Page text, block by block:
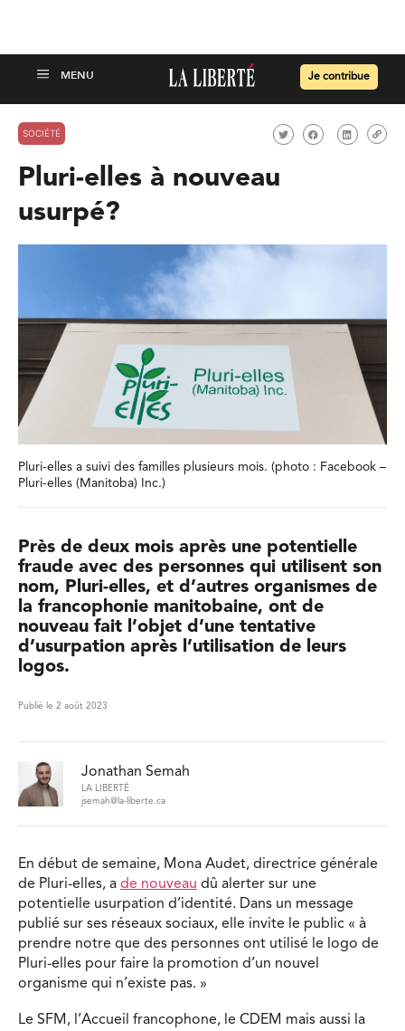
Je contribue
SOCIÉTÉ
Pluri-elles à nouveau
usurpé?
Pluri-elles a suivi des familles plusieurs mois. (photo : Facebook –
Pluri-elles (Manitoba) Inc.)
Près de deux mois après une potentielle
fraude avec des personnes qui utilisent son
nom, Pluri-elles, et d’autres organismes de
la francophonie manitobaine, ont de
nouveau fait l’objet d’une tentative
d’usurpation après l’utilisation de leurs
logos.
Publié le 2 août 2023
Jonathan Semah
LA LIBERTÉ
jsemah@la-liberte.ca
En début de semaine, Mona Audet, directrice générale
de Pluri-elles, a de nouveau dû alerter sur une
potentielle usurpation d’identité. Dans un message
publié sur ses réseaux sociaux, elle invite le public « à
prendre notre que des personnes ont utilisé le logo de
Pluri-elles pour faire la promotion d’un nouvel
organisme qui n’existe pas. »
Le SFM, l’Accueil francophone, le CDEM mais aussi la